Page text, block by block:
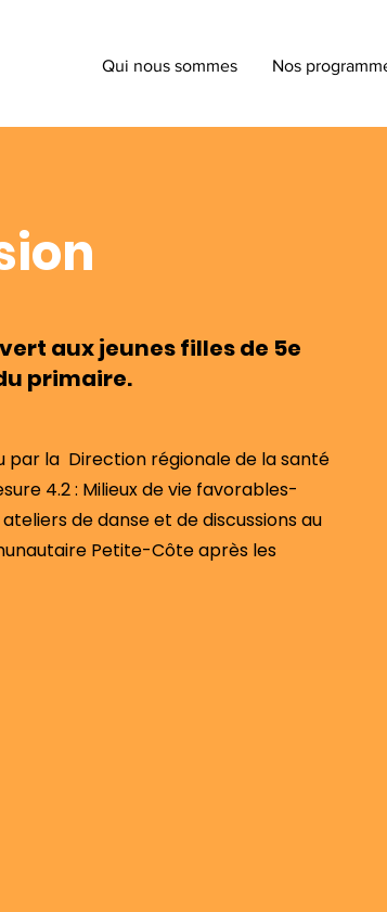
Qui nous sommes Nos
aux jeunes filles de 5e
primaire.
par la Direction régionale de la santé
4.2 : Milieux de vie favorables-
de danse et de discussions au
Petite-Côte après les